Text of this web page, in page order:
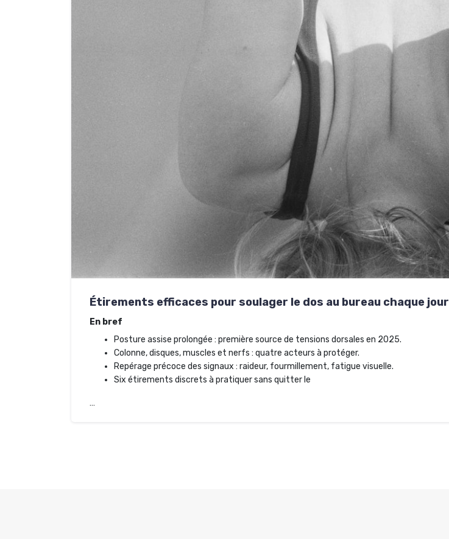
Étirements efficaces pour soulager le dos au bureau chaque jour
En bref
Posture assise prolongée : première source de tensions dorsales en 2025.
Colonne, disques, muscles et nerfs : quatre acteurs à protéger.
Repérage précoce des signaux : raideur, fourmillement, fatigue visuelle.
Six étirements discrets à pratiquer sans quitter le
…